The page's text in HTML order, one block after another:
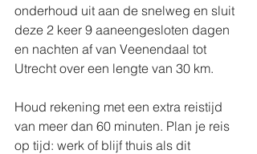
onderhoud uit aan de snelweg en sluit
deze 2 keer 9 aaneengesloten dagen
en nachten af van Veenendaal tot
Utrecht over een lengte van 30 km.
Houd rekening met een extra reistijd
van meer dan 60 minuten. Plan je reis
op tijd: werk of blijf thuis als dit